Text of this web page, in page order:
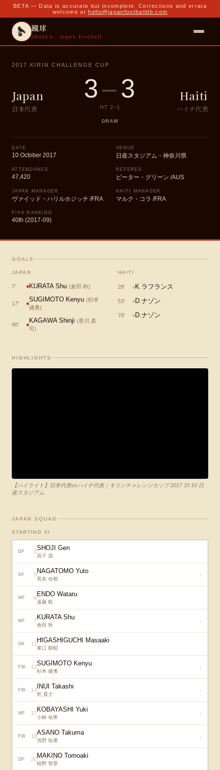
BETA — Data is accurate but incomplete. Corrections and errata
welcome at hello@japanfootballdb.com
蹴球
Shukyu · Japan Football
2017 KIRIN CHALLENGE CUP
Japan
日本代表
3–3
HT 2–1
DRAW
Haiti
ハイチ代表
DATE
10 October 2017
VENUE
日産スタジアム・神奈川県
ATTENDANCE
47,420
REFEREE
ピーター・グリーン /AUS
JAPAN MANAGER
ヴァイッド・ハリルホジッチ /FRA
HAITI MANAGER
マルク・コラ /FRA
FIFA RANKING
40th (2017-09)
GOALS
JAPAN
7' KURATA Shu (倉田 秋)
17'
SUGIMOTO Kenyu (杉本
健勇)
90'
KAGAWA Shinji (香川 真
司 )
HAITI
28' K.ラフランス
53' D.ナゾン
78' D.ナゾン
HIGHLIGHTS
【ハイライト】日本代表vsハイチ代表｜キリンチャレンジカップ 2017 10 10 日
産スタジアム
JAPAN SQUAD
STARTING XI
DF 3SHOJI Gen
昌子 源
DF 5NAGATOMO Yuto
長友 佑都
↓
MF 6ENDO Wataru
遠藤 航
MF 7KURATA Shu
倉田 秋
↓
GK 12HIGASHIGUCHI Masaaki
東口 順昭
FW 13SUGIMOTO Kenyu
杉本 健勇
↓
FW 14 INUI Takashi
乾 貴士
↓
MF 17KOBAYASHI Yuki
小林 祐希
↓
FW 18ASANO Takuma
浅野 拓磨
↓
DF 20MAKINO Tomoaki
槙野 智章